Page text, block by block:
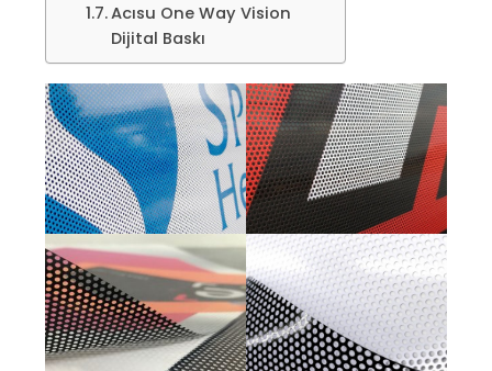
Acısu One Way Vision
Dijital Baskı